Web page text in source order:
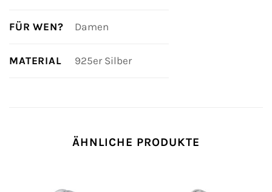
FÜR WEN? Damen
MATERIAL 925er Silber
ÄHNLICHE PRODUKTE